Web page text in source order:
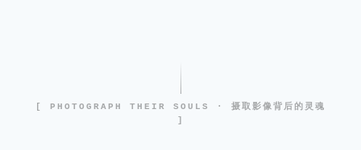
[ PHOTOGRAPH THEIR SOULS · 摄取影像背后的灵魂
]